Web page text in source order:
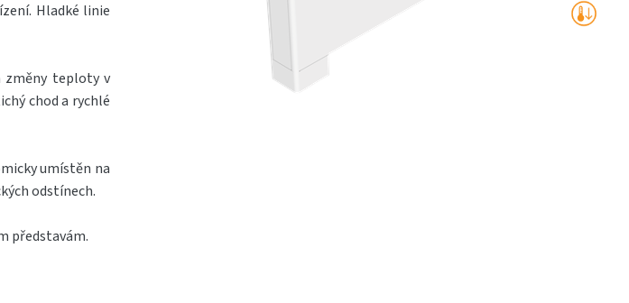
Hladké linie
změny teploty v
chod a rychlé
umístěn na
odstínech.
představám.